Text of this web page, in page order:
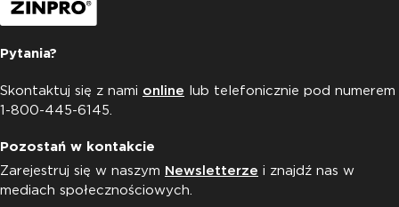
Pytania?
Skontaktuj się z nami online lub telefonicznie pod numerem
1-800-445-6145.
Pozostań w kontakcie
Zarejestruj się w naszym Newsletterze i znajdź nas w
mediach społecznościowych.